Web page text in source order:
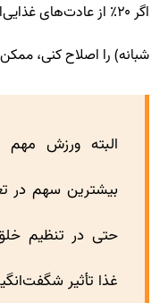
اگر ۲۰٪ از عادت‌های
شبانه) را اصلاح کنی، ممکن است ۸۰٪ از
البته ورزش
بیشترین سهم در
حتی در تنظیم
غذا تأثیر